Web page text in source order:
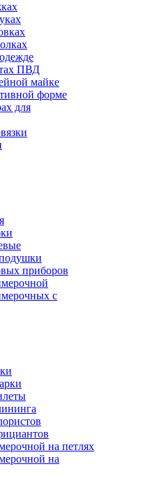
ПВД
майке
форме
для
приборов
с
на петлях
на